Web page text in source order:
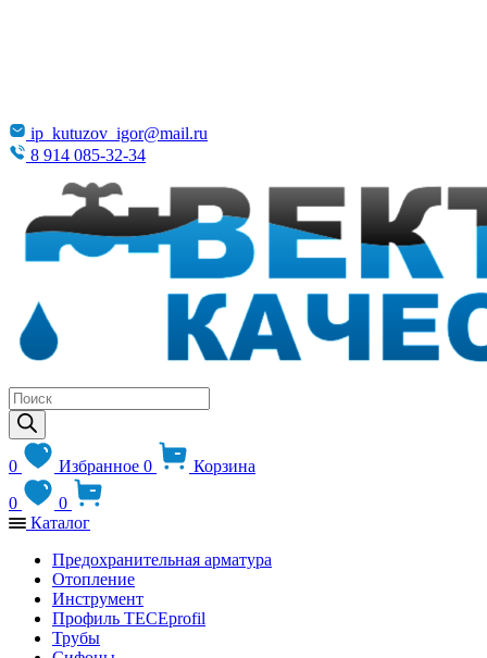
ip_kutuzov_igor@mail.ru
8 914 085-32-34
Поиск
товаров
0 Избранное 0
Корзина
0
0
Каталог
Предохранительная арматура
Отопление
Инструмент
Профиль TECEprofil
Трубы